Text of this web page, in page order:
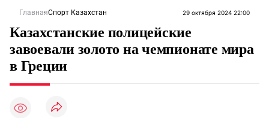
ГлавнаяСпорт Казахстан 29 октября 2024 22:00
Казахстанские полицейские
завоевали золото на чемпионате мира
в Греции